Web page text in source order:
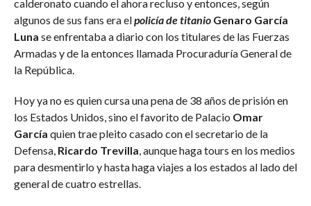
calderonato cuando el ahora recluso y entonces, según
algunos de sus fans era elpolicía de titanio Genaro García
Luna se enfrentaba a diario con los titulares de las Fuerzas
Armadas y de la entonces llamada Procuraduría General de
la República.
Hoy ya no es quien cursa una pena de 38 años de prisión en
los Estados Unidos, sino el favorito de Palacio Omar
García quien trae pleito casado con el secretario de la
Defensa, Ricardo Trevilla, aunque haga tours en los medios
para desmentirlo y hasta haga viajes a los estados al lado del
general de cuatro estrellas.